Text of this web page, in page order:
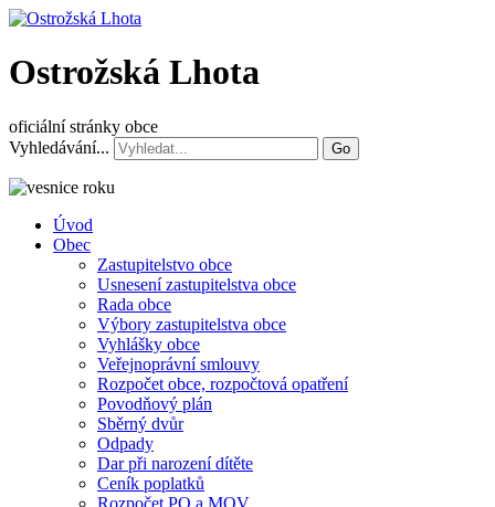
Ostrožská Lhota
oficiální stránky obce
Vyhledávání...
Go
Úvod
Obec
Zastupitelstvo obce
Usnesení zastupitelstva obce
Rada obce
Výbory zastupitelstva obce
Vyhlášky obce
Veřejnoprávní smlouvy
Rozpočet obce, rozpočtová opatření
Povodňový plán
Sběrný dvůr
Odpady
Dar při narození dítěte
Ceník poplatků
Rozpočet PO a MOV